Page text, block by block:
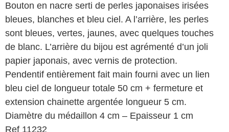
Bouton en nacre serti de perles japonaises irisées
bleues, blanches et bleu ciel. A l’arrière, les perles
sont bleues, vertes, jaunes, avec quelques touches
de blanc. L’arrière du bijou est agrémenté d’un joli
papier japonais, avec vernis de protection.
Pendentif entièrement fait main fourni avec un lien
bleu ciel de longueur totale 50 cm + fermeture et
extension chainette argentée longueur 5 cm.
Diamètre du médaillon 4 cm – Epaisseur 1 cm
Ref 11232